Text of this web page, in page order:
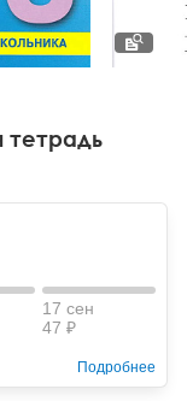
атаки
НЛП
тетрадь
17 сен
47 ₽
Подробнее